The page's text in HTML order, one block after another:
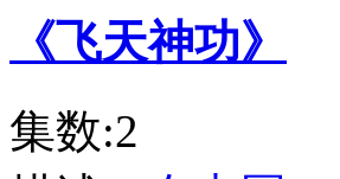
《飞天神功》
集数:2